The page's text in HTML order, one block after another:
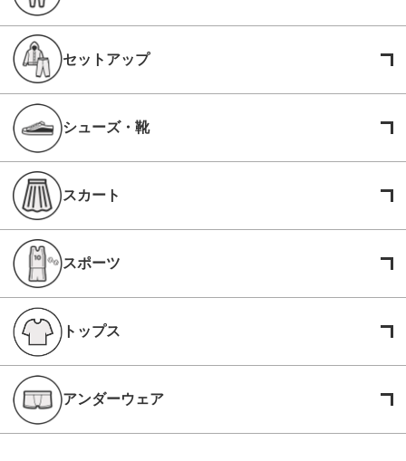
セットアップ
シューズ・靴
スカート
スポーツ
トップス
アンダーウェア